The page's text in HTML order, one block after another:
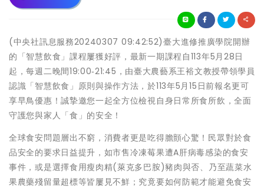
(中央社訊息服務20240307 09:42:52)臺大進修推廣學院開辦
的「智慧飲食」課程屢獲好評，最新一期課程自113年5月28日
起，每週二晚間19:00‐21:45，由臺大農藝系王裕文教授帶領學員
認識「智慧飲食」原則與操作方法，於113年5月15日前報名更可
享早鳥優惠！誠摯邀您一起全方位檢視自身日常所食所飲，全面
守護您與家人「食」的安全！
全球食安問題層出不窮，消費者更是吃得膽顫心驚！民眾對於食
品安全的要求日益提升，如市售冷凍莓果遭A肝病毒感染的食安
事件，或是選擇食用瘦肉精(萊克多巴胺)豬肉與否、乃至蔬菜水
果農藥殘留量超標等皆屢見不鮮；究竟要如何防範才能避免食安